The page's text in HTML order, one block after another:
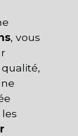
, vous